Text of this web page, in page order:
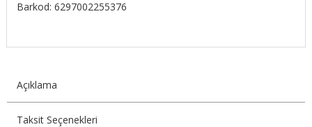
Barkod: 6297002255376
Açıklama
Taksit Seçenekleri